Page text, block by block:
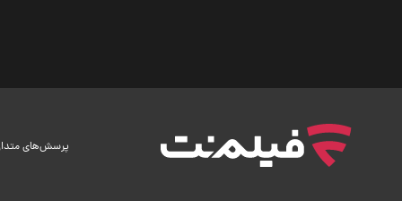
پرسش‌های